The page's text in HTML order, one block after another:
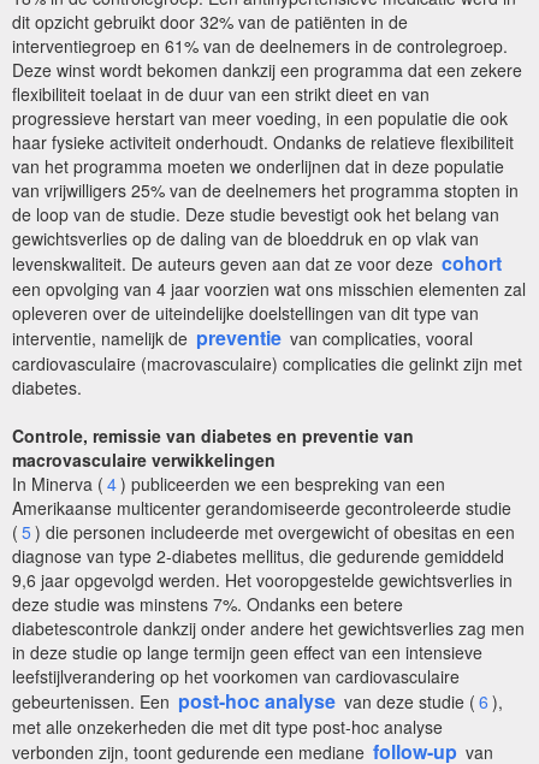
dit opzicht gebruikt door 32% van de patiënten in de
interventiegroep en 61% van de deelnemers in de controlegroep.
Deze winst wordt bekomen dankzij een programma dat een zekere
flexibiliteit toelaat in de duur van een strikt dieet en van
progressieve herstart van meer voeding, in een populatie die ook
haar fysieke activiteit onderhoudt. Ondanks de relatieve flexibiliteit
van het programma moeten we onderlijnen dat in deze populatie
van vrijwilligers 25% van de deelnemers het programma stopten in
de loop van de studie. Deze studie bevestigt ook het belang van
gewichtsverlies op de daling van de bloeddruk en op vlak van
levenskwaliteit. De auteurs geven aan dat ze voor deze cohort
een opvolging van 4 jaar voorzien wat ons misschien elementen zal
opleveren over de uiteindelijke doelstellingen van dit type van
interventie, namelijk de preventie van complicaties, vooral
cardiovasculaire (macrovasculaire) complicaties die gelinkt zijn met
diabetes.
Controle, remissie van diabetes en preventie van
macrovasculaire verwikkelingen
In Minerva ( 4) publiceerden we een bespreking van een
Amerikaanse multicenter gerandomiseerde gecontroleerde studie
( 5) die personen includeerde met overgewicht of obesitas en een
diagnose van type 2-diabetes mellitus, die gedurende gemiddeld
9,6 jaar opgevolgd werden. Het vooropgestelde gewichtsverlies in
deze studie was minstens 7%. Ondanks een betere
diabetescontrole dankzij onder andere het gewichtsverlies zag men
in deze studie op lange termijn geen effect van een intensieve
leefstijlverandering op het voorkomen van cardiovasculaire
gebeurtenissen. Een post-hoc analyse van deze studie ( 6 ),
met alle onzekerheden die met dit type post-hoc analyse
verbonden zijn, toont gedurende een mediane follow-up van